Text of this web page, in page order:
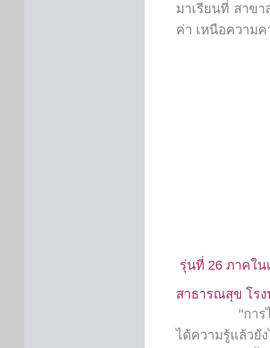
มาเรียนที่ สาข
ค่า เหนือความ
รุ่นที่ 26 ภาคใ
สาธารณสุข โร
"การได้มาเ
ได้ความรู้แล้ว